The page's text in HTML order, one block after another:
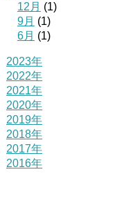
12月 (1)
9月 (1)
6月 (1)
2023年
2022年
2021年
2020年
2019年
2018年
2017年
2016年